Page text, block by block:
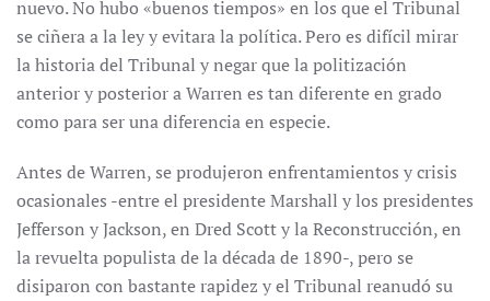
nuevo. No hubo «buenos tiempos» en los que el Tribunal
se ciñera a la ley y evitara la política. Pero es difícil mirar
la historia del Tribunal y negar que la politización
anterior y posterior a Warren es tan diferente en grado
como para ser una diferencia en especie.
Antes de Warren, se produjeron enfrentamientos y crisis
ocasionales -entre el presidente Marshall y los presidentes
Jefferson y Jackson, en Dred Scott y la Reconstrucción, en
la revuelta populista de la década de 1890-, pero se
disiparon con bastante rapidez y el Tribunal reanudó su